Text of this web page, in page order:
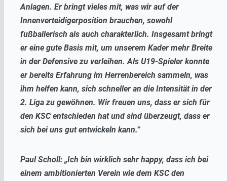
Anlagen. Er bringt vieles mit, was wir auf der
Innenverteidigerposition brauchen, sowohl
fußballerisch als auch charakterlich. Insgesamt bringt
er eine gute Basis mit, um unserem Kader mehr Breite
in der Defensive zu verleihen. Als U19-Spieler konnte
er bereits Erfahrung im Herrenbereich sammeln, was
ihm helfen kann, sich schneller an die Intensität in der
2. Liga zu gewöhnen. Wir freuen uns, dass er sich für
den KSC entschieden hat und sind überzeugt, dass er
sich bei uns gut entwickeln kann.“
Paul Scholl: „Ich bin wirklich sehr happy, dass ich bei
einem ambitionierten Verein wie dem KSC den